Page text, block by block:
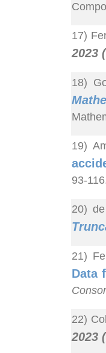
17)
2023
18)
19)
93-
20)
21)
Data
22)
2023